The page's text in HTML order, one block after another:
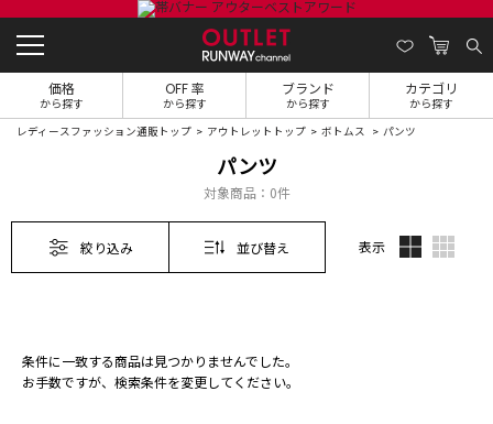
価格
から探す
OFF 率
から探す
ブランド
から探す
カテゴリ
から探す
レディースファッション通販トップ アウトレットトップ ボトムス パンツ
パンツ
対象商品： 0件
絞り込み 並び替え 表示
条件に一致する商品は見つかりませんでした。
お手数ですが、検索条件を変更してください。